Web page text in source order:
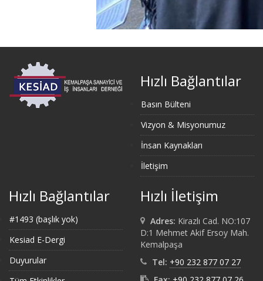
Hızlı Bağlantılar
Basın Bülteni
Vizyon & Misyonumuz
İnsan Kaynakları
İletişim
Hızlı Bağlantılar
#1493 (başlık yok)
Kesiad E-Dergi
Duyurular
Hızlı İletişim
Adres: Kirazlı Cad. NO:107
D:1 Mehmet Akif Ersoy Mah.
Kemalpaşa
Tel: +90 232 877 07 27